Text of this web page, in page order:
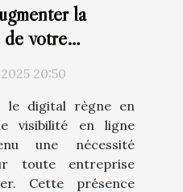
la
votre
20:50
le digital règne en
visibilité en ligne
une nécessité
toute entreprise
Cette présence